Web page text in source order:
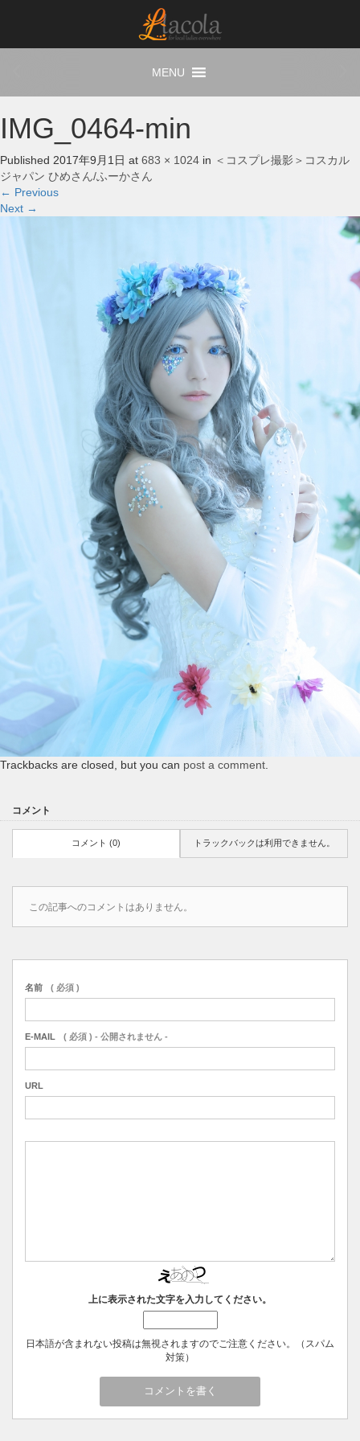
IMG_0464-min
Published 2017年9月1日 at 683 × 1024 in ＜コスプレ撮影＞コスカル
ジャパン ひめさん/ふーかさん
← Previous
Next →
Trackbacks are closed, but you can post a comment
コメント
コメント (0) トラックバックは利用できません。
この記事へのコメントはありません。
名前 ( 必須 )
E-MAIL ( 必須 ) - 公開されません -
URL
上に表示された文字を入力してください。
日本語が含まれない投稿は無視されますのでご注意ください。（スパム
対策）